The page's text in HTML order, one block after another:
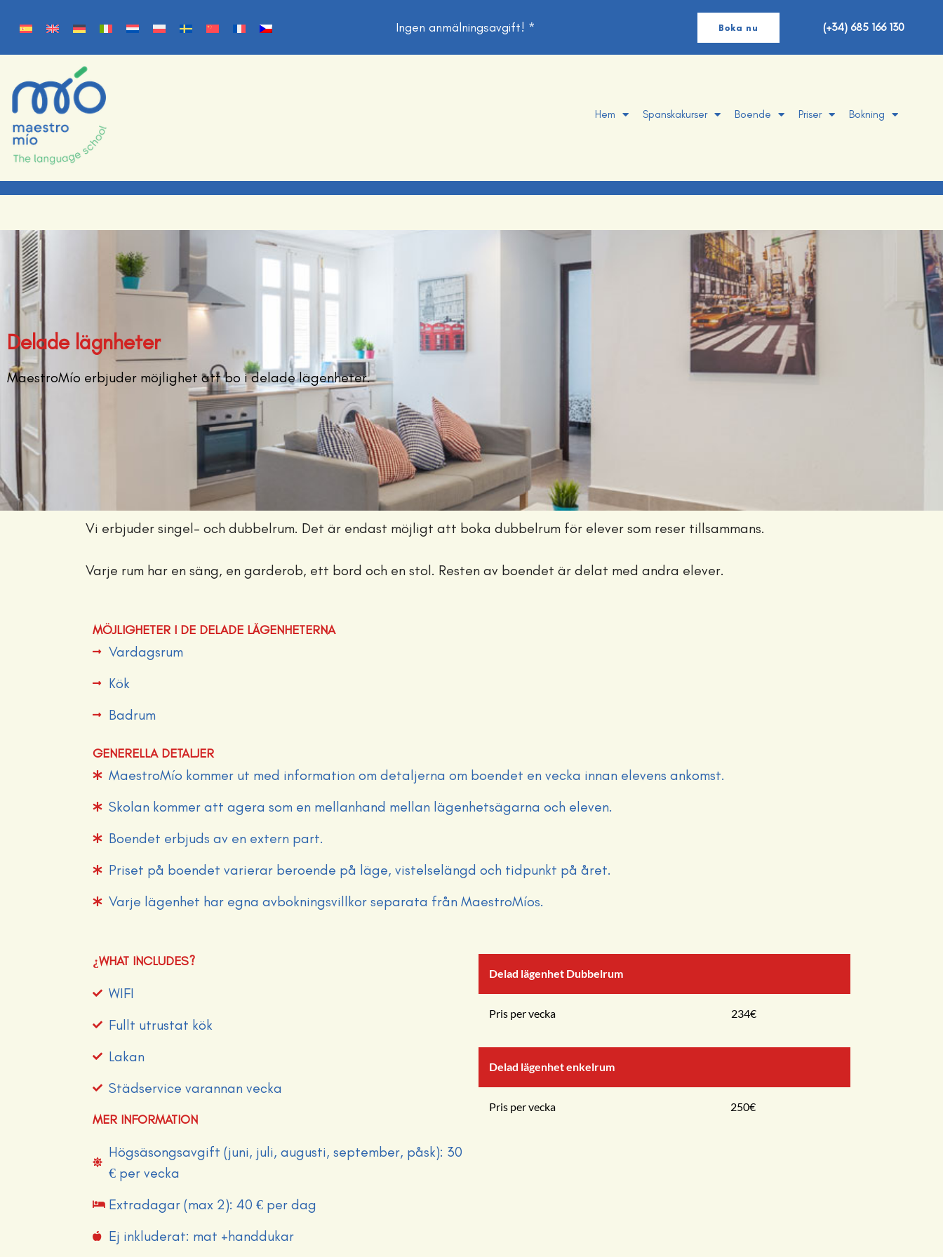
Ingen anmälningsavgift! * Boka nu (+34) 685 166 130
Hem Spanskakurser Boende Priser Bokning
Delade lägnheter
MaestroMío erbjuder möjlighet att bo i delade lägenheter.
Vi erbjuder singel- och dubbelrum. Det är endast möjligt att boka dubbelrum för elever som reser tillsammans.
Varje rum har en säng, en garderob, ett bord och en stol. Resten av boendet är delat med andra elever.
MÖJLIGHETER I DE DELADE LÄGENHETERNA
Vardagsrum
Kök
Badrum
GENERELLA DETALJER
MaestroMío kommer ut med information om detaljerna om boendet en vecka innan elevens ankomst.
Skolan kommer att agera som en mellanhand mellan lägenhetsägarna och eleven.
Boendet erbjuds av en extern part.
Priset på boendet varierar beroende på läge, vistelselängd och tidpunkt på året.
Varje lägenhet har egna avbokningsvillkor separata från MaestroMíos.
¿WHAT INCLUDES?
WIFI
Fullt utrustat kök
Lakan
Städservice varannan vecka
MER INFORMATION
Högsäsongsavgift (juni, juli, augusti, september, påsk): 30
€ per vecka
Extradagar (max 2): 40 € per dag
Ej inkluderat: mat +handdukar
Delad lägenhet Dubbelrum
Pris per vecka 234€
Delad lägenhet enkelrum
Pris per vecka 250€